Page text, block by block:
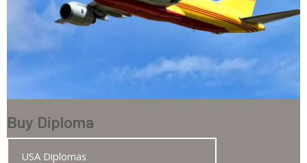
Buy Diploma
USA Diplomas